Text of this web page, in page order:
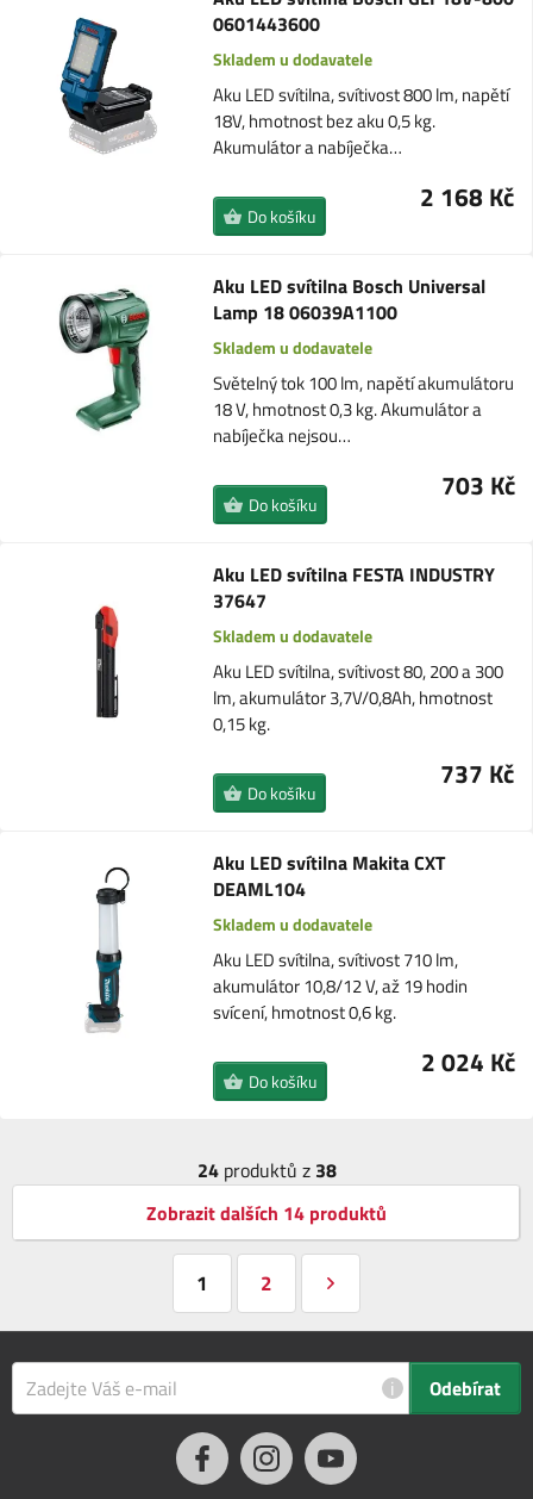
0601443600
Skladem u dodavatele
Aku LED svítilna, svítivost 800 lm, napětí
18V, hmotnost bez aku 0,5 kg.
Akumulátor a nabíječka…
2 168 Kč
Do košíku
Aku LED svítilna Bosch Universal
Lamp 18 06039A1100
Skladem u dodavatele
Světelný tok 100 lm, napětí akumulátoru
18 V, hmotnost 0,3 kg. Akumulátor a
nabíječka nejsou…
703 Kč
Do košíku
Aku LED svítilna FESTA INDUSTRY
37647
Skladem u dodavatele
Aku LED svítilna, svítivost 80, 200 a 300
lm, akumulátor 3,7V/0,8Ah, hmotnost
0,15 kg.
737 Kč
Do košíku
Aku LED svítilna Makita CXT
DEAML104
Skladem u dodavatele
Aku LED svítilna, svítivost 710 lm,
akumulátor 10,8/12 V, až 19 hodin
svícení, hmotnost 0,6 kg.
2 024 Kč
Do košíku
24produktů z 38
Zobrazit dalších 14 produktů
1 2
i Odebírat